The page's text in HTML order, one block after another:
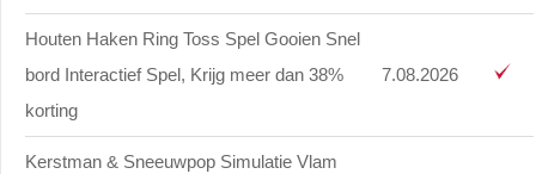
Houten Haken Ring Toss Spel Gooien Snel
bord Interactief Spel, Krijg meer dan 38%
korting
7.08.2026
Kerstman & Sneeuwpop Simulatie Vlam